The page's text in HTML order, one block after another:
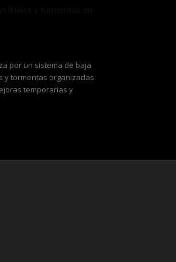
por un sistema de baja
y tormentas organizadas
temporarias y